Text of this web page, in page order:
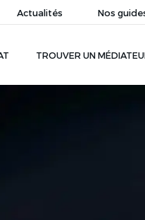
Actualités Nos
TROUVER UN